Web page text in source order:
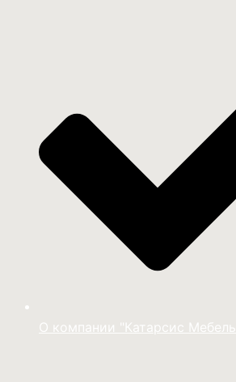
О компании "Катарсис